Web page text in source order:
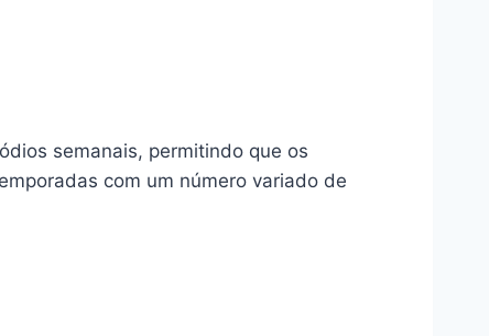
semanais, permitindo que os
com um número variado de